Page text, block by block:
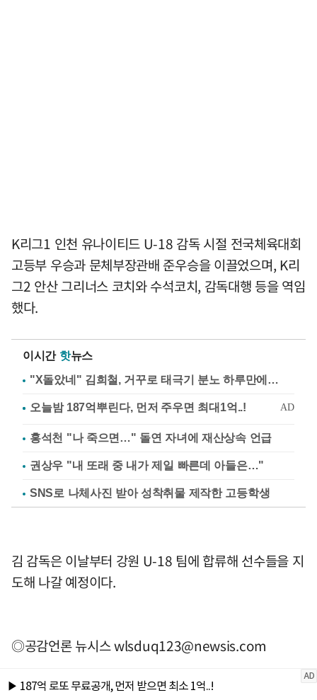
K리그1 인천 유나이티드 U-18 감독 시절 전국체육대회
고등부 우승과 문체부장관배 준우승을 이끌었으며, K리
그2 안산 그리너스 코치와 수석코치, 감독대행 등을 역임
했다.
이시간 핫뉴스
"X돌았네" 김희철, 거꾸로 태극기 분노 하루만에…
홍석천 "나 죽으면…" 돌연 자녀에 재산상속 언급
권상우 "내 또래 중 내가 제일 빠른데 아들은…"
SNS로 나체사진 받아 성착취물 제작한 고등학생
김 감독은 이날부터 강원 U-18 팀에 합류해 선수들을 지
도해 나갈 예정이다.
◎공감언론 뉴시스wlsduq123@newsis.com